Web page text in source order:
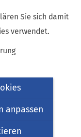
Sie sich damit
verwendet.
anpassen